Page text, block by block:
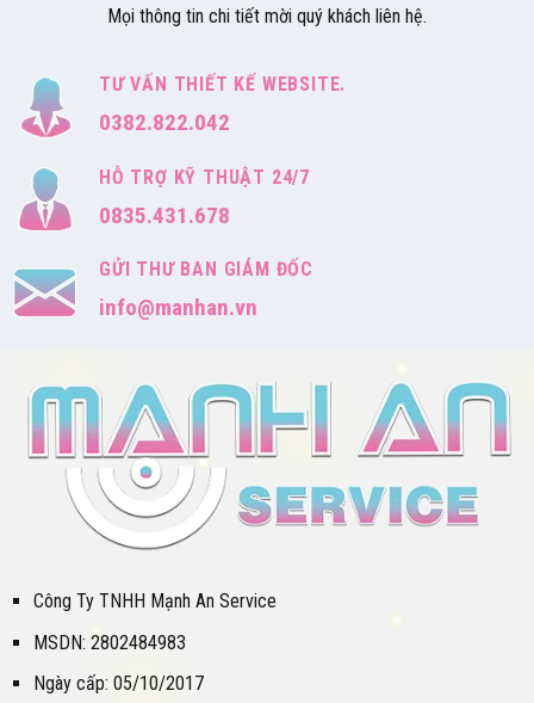
Mọi thông tin chi tiết mời quý khách liên hệ.
TƯ VẤN THIẾT KẾ WEBSITE.
0382.822.042
HỖ TRỢ KỸ THUẬT 24/7
0835.431.678
GỬI THƯ BAN GIÁM ĐỐC
info@manhan.vn
Công Ty TNHH Mạnh An Service
MSDN: 2802484983
Ngày cấp: 05/10/2017